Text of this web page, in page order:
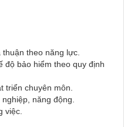
theo năng lực.
bảo hiểm theo quy định
triển chuyên môn.
năng động.
việc.